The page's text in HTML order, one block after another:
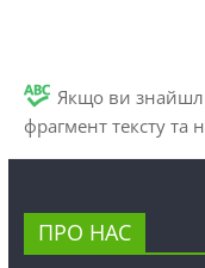
Якщо ви
фрагмент тексту та
ПРО НАС